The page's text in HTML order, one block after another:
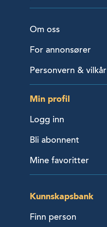
Om oss
For annonsører
Personvern & vilkår
Min profil
Logg inn
Bli abonnent
Mine favoritter
Kunnskapsbank
Finn person